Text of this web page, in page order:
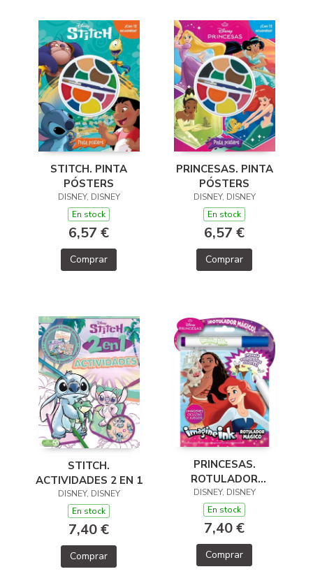
STITCH. PINTA
PÓSTERS
DISNEY, DISNEY
En stock
6,57 €
Comprar
PRINCESAS. PINTA
PÓSTERS
DISNEY, DISNEY
En stock
6,57 €
Comprar
STITCH.
ACTIVIDADES 2 EN 1
DISNEY, DISNEY
En stock
7,40 €
Comprar
PRINCESAS.
ROTULADOR
MÁGICO 3
DISNEY, DISNEY
En stock
7,40 €
Comprar